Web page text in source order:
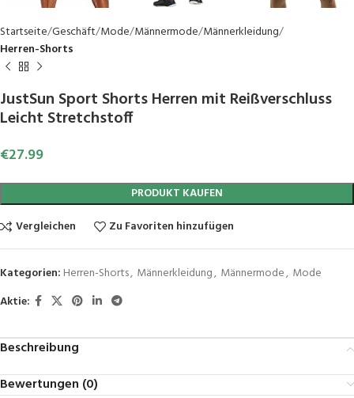
Startseite Geschäft Mode Männermode Männerkleidung
Herren-Shorts
JustSun Sport Shorts Herren mit Reißverschluss
Leicht Stretchstoff
€27.99
PRODUKT KAUFEN
Vergleichen
Zu Favoriten hinzufügen
Kategorien: Herren-Shorts, Männerkleidung, Männermode, Mode
Aktie:
Beschreibung
Bewertungen (0)